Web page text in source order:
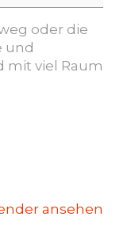
oder die
und
mit viel Raum
ansehen